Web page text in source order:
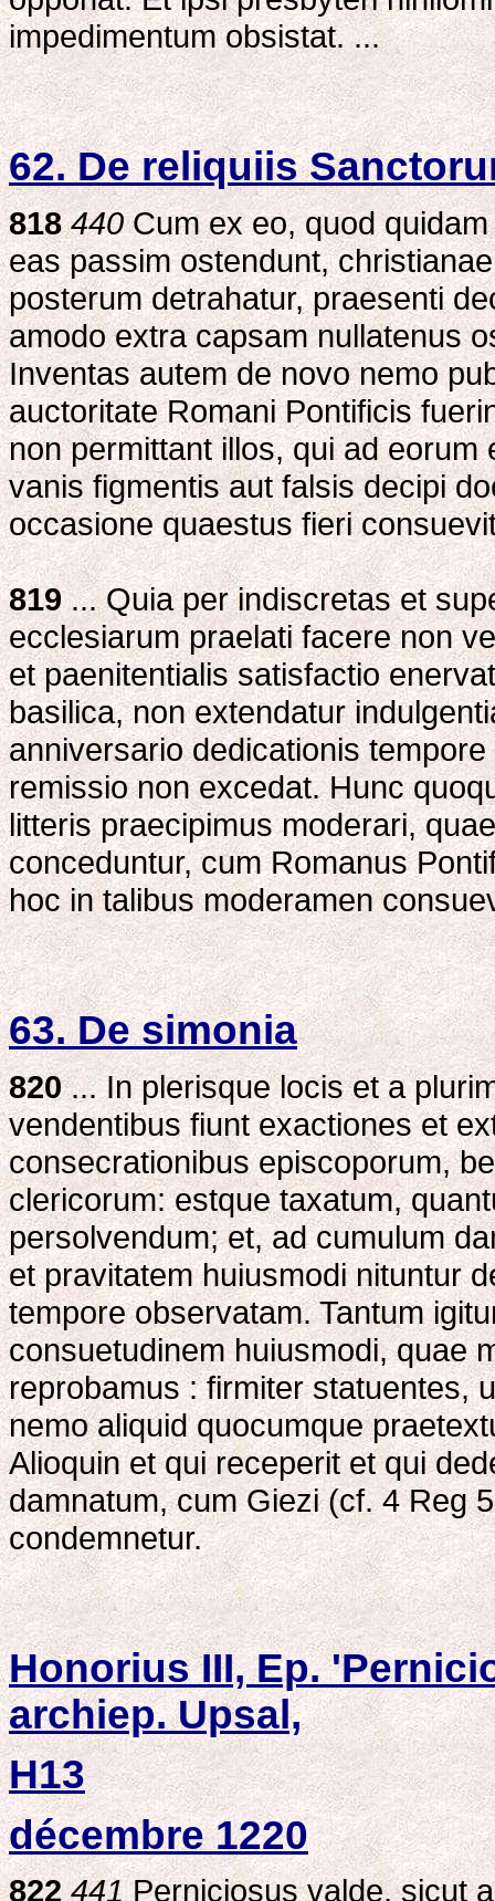
impedimentum obsistat. ...
62. De reliquiis
818 440Cum ex eo, quod
eas passim ostendunt,
posterum detrahatur, praesenti
amodo extra capsam nullatenus
Inventas autem de novo nemo
auctoritate Romani Pontificis
non permittant illos, qui ad
vanis figmentis aut falsis decipi
occasione quaestus fieri
819... Quia per indiscretas et
ecclesiarum praelati facere non
et paenitentialis satisfactio
basilica, non extendatur
anniversario dedicationis
remissio non excedat. Hunc
litteris praecipimus moderari,
conceduntur, cum Romanus
hoc in talibus moderamen
63. De simonia
820... In plerisque locis et a
vendentibus fiunt exactiones et
consecrationibus episcoporum,
clericorum: estque taxatum,
persolvendum; et, ad cumulum
et pravitatem huiusmodi nituntur
tempore observatam. Tantum
consuetudinem huiusmodi, quae
reprobamus : firmiter statuentes,
nemo aliquid quocumque
Alioquin et qui receperit et qui
damnatum, cum Giezi (cf. 4 Reg
condemnetur.
Honorius III, Ep.
archiep. Upsal,
H13
décembre 1220
822 441Perniciosus valde, sicut